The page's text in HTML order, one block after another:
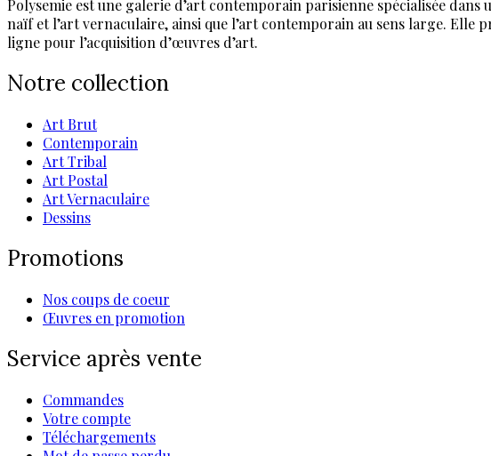
Polysemie est une galerie d’art contemporain parisienne spécialisée
naïf et l’art vernaculaire, ainsi que l’art contemporain au sens large. Elle
ligne pour l’acquisition d’œuvres d’art.
Notre collection
Art Brut
Contemporain
Art Tribal
Art Postal
Art Vernaculaire
Dessins
Promotions
Nos coups de coeur
Œuvres en promotion
Service après vente
Commandes
Votre compte
Téléchargements